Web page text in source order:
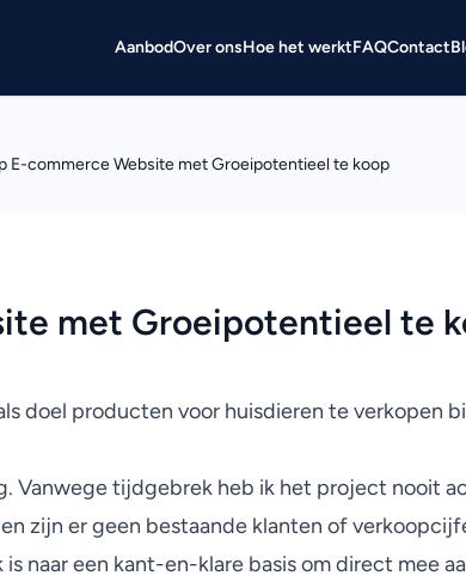
AanbodOver onsHoe het werktFAQContact
E-commerce Website met Groeipotentieel te koop
met Groeipotentieel te
doel producten voor huisdieren te verkopen
Vanwege tijdgebrek heb ik het project nooit
zijn er geen bestaande klanten of
naar een kant-en-klare basis om direct mee